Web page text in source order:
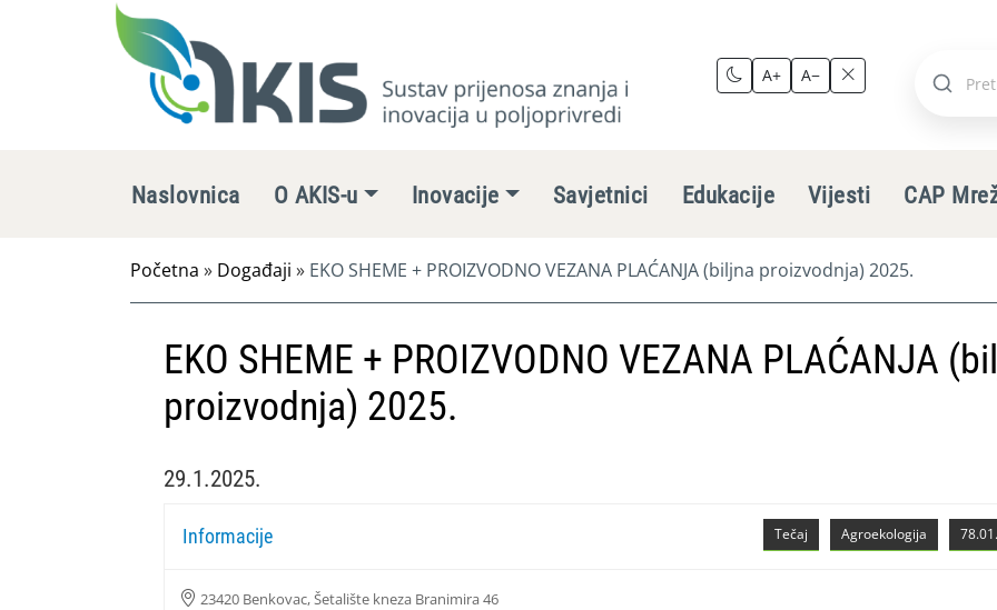
A+ A−
Pretraži
Naslovnica O AKIS-u Inovacije Savjetnici Edukacije Vijesti CAP
Početna » Događaji » EKO SHEME + PROIZVODNO VEZANA PLAĆANJA (biljna proizvodnja) 2025.
EKO SHEME + PROIZVODNO VEZANA PLAĆANJA
proizvodnja) 2025.
29.1.2025.
Agroekologija
Tečaj
Informacije
23420 Benkovac, Šetalište kneza Branimira 46